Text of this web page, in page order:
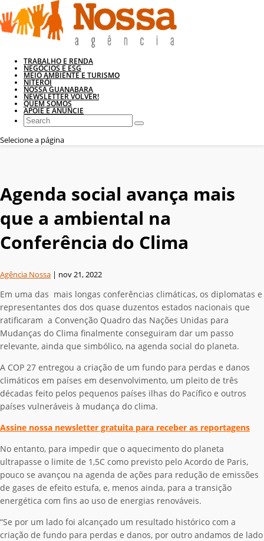
TRABALHO E RENDA
NEGÓCIOS E ESG
MEIO AMBIENTE E TURISMO
NITERÓI
NOSSA GUANABARA
NEWSLETTER VOLVER!
QUEM SOMOS
APOIE E ANUNCIE
Selecione a página
Agenda social avança mais
que a ambiental na
Conferência do Clima
Agência Nossa | nov 21, 2022
Em uma das mais longas conferências climáticas, os diplomatas e
representantes dos dos quase duzentos estados nacionais que
ratificaram a Convenção Quadro das Nações Unidas para
Mudanças do Clima finalmente conseguiram dar um passo
relevante, ainda que simbólico, na agenda social do planeta.
A COP 27 entregou a criação de um fundo para perdas e danos
climáticos em países em desenvolvimento, um pleito de três
décadas feito pelos pequenos países ilhas do Pacífico e outros
países vulneráveis à mudança do clima.
Assine nossa newsletter gratuita para receber as reportagens
No entanto, para impedir que o aquecimento do planeta
ultrapasse o limite de 1,5C como previsto pelo Acordo de Paris,
pouco se avançou na agenda de ações para redução de emissões
de gases de efeito estufa, e, menos ainda, para a transição
energética com fins ao uso de energias renováveis.
“Se por um lado foi alcançado um resultado histórico com a
criação de fundo para perdas e danos, por outro andamos de lado